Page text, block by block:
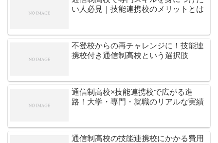
い人必見｜技能連携校のメリットとは
不登校からの再チャレンジに！技能連
携校付き通信制高校という選択肢
通信制高校×技能連携校で広がる進
路！大学・専門・就職のリアルな実績
通信制高校の技能連携校にかかる費用